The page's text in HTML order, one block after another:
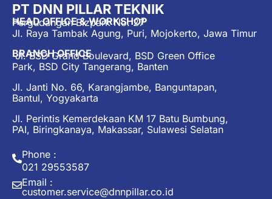
PT DNN PILLAR TEKNIK
HEAD OFFICE & WORKSHOP
Pergudangan Bizpark No. 27
Jl. Raya Tambak Agung, Puri, Mojokerto, Jawa Timur
BRANCH OFFICE
Jl. BSD Grand Boulevard, BSD Green Office
Park, BSD City Tangerang, Banten
Jl. Janti No. 66, Karangjambe, Banguntapan,
Bantul, Yogyakarta
Jl. Perintis Kemerdekaan KM 17 Batu Bumbung,
PAI, Biringkanaya, Makassar, Sulawesi Selatan
Phone :
021 29553587
Email :
customer.service@dnnpillar.co.id